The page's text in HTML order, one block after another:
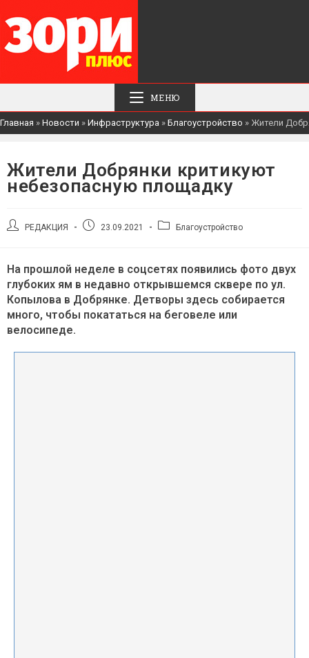
МЕНЮ
Главная » Новости » Инфраструктура » Благоустройство » Жители
Жители Добрянки критикуют
небезопасную площадку
АвторРЕДАКЦИЯ
Запись23.09.2021
РубрикаБлагоустройство
На прошлой неделе в соцсетях появились фото двух
глубоких ям в недавно открывшемся сквере по ул.
Копылова в Добрянке. Детворы здесь собирается
много, чтобы покататься на беговеле или
велосипеде.